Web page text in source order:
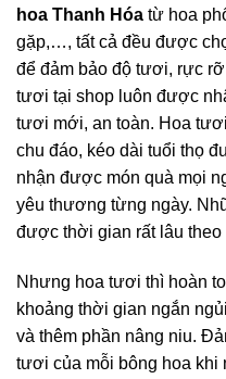
hoa Thanh Hóa từ hoa
gặp,…, tất cả đều được
để đảm bảo độ tươi, rực
tươi tại shop luôn được
tươi mới, an toàn. Hoa
chu đáo, kéo dài tuổi thọ
nhận được món quà mọi
yêu thương từng ngày.
được thời gian rất lâu theo
Nhưng hoa tươi thì hoàn
khoảng thời gian ngắn
và thêm phần nâng niu.
tươi của mỗi bông hoa khi